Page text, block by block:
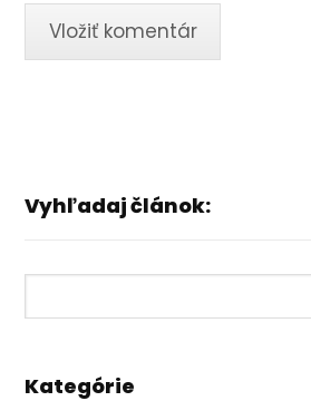
Vyhľadaj článok:
Kategórie